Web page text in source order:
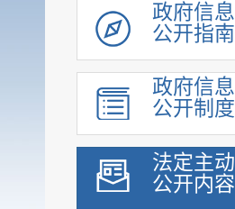
政府信息
公开指南
政府信息
公开制度
法定主动
公开内容
领导信息
机构职能
履职依据
会议公开
决策公开
规划计划